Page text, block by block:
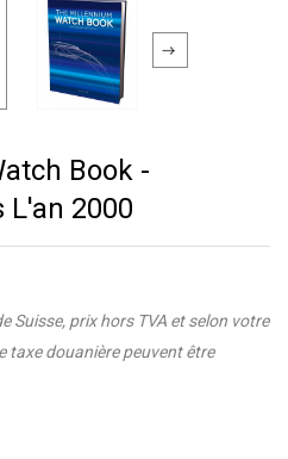
Book -
L'an 2000
Suisse, prix hors TVA et selon votre
taxe douanière peuvent être